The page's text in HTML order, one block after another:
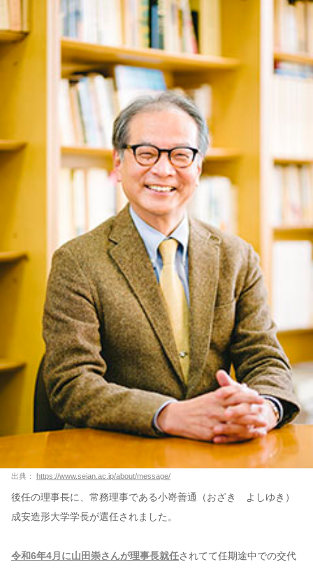
出典： https://www.seian.ac.jp/about/message/
後任の理事長に、常務理事である小嵜善通（おざき よしゆき）
成安造形大学学長が選任されました。
令和6年4月に山田崇さんが理事長就任されてて任期途中での交代